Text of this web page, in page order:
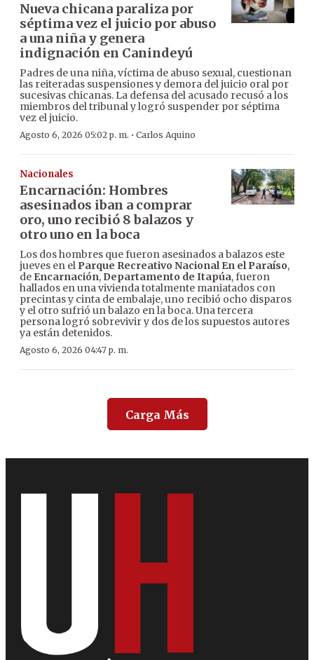
Nueva chicana paraliza por
séptima vez el juicio por abuso
a una niña y genera
indignación en Canindeyú
Padres de una niña, víctima de abuso sexual, cuestionan
las reiteradas suspensiones y demora del juicio oral por
sucesivas chicanas. La defensa del acusado recusó a los
miembros del tribunal y logró suspender por séptima
vez el juicio.
Agosto 6, 2026 05:02 p. m. · Carlos Aquino
Nacionales
Encarnación: Hombres
asesinados iban a comprar
oro, uno recibió 8 balazos y
otro uno en la boca
Los dos hombres que fueron asesinados a balazos este
jueves en el Parque Recreativo Nacional En el Paraíso,
de Encarnación, Departamento de Itapúa, fueron
hallados en una vivienda totalmente maniatados con
precintas y cinta de embalaje, uno recibió ocho disparos
y el otro sufrió un balazo en la boca. Una tercera
persona logró sobrevivir y dos de los supuestos autores
ya están detenidos.
Agosto 6, 2026 04:47 p. m.
Carga Más